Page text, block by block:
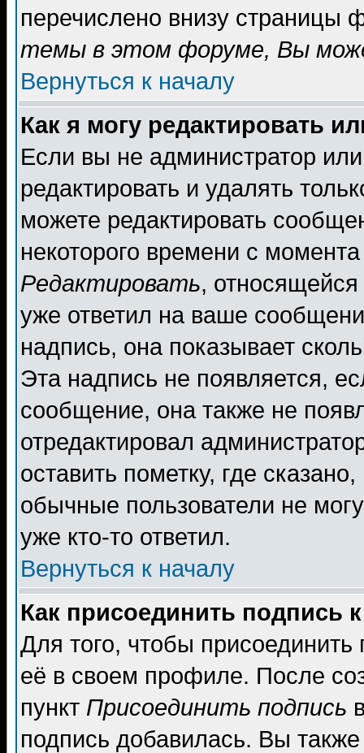
перечислено внизу страницы
темы в этом форуме, Вы
Вернуться к началу
Как я могу редактировать
Если вы не администратор
редактировать и удалять
можете редактировать
некоторого времени с
Редактировать,
уже ответил на ваше
надпись, она показывает
Эта надпись не появляется,
сообщение, она также не
отредактировал
оставить пометку, где
обычные пользователи не
уже кто-то ответил.
Вернуться к началу
Как присоединить подпись
Для того, чтобы
её в своем профиле. После
пункт Присоединить подпись
подпись добавилась. Вы